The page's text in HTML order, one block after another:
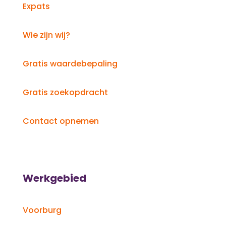
Expats
Wie zijn wij?
Gratis waardebepaling
Gratis zoekopdracht
Contact opnemen
Werkgebied
Voorburg